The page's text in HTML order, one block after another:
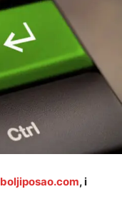
boljiposao.com, i